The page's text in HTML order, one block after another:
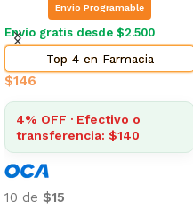
Envio Programable
Envío gratis desde $2.500
Top 4 en Farmacia
$146
4% OFF · Efectivo o
transferencia: $140
10 de $15